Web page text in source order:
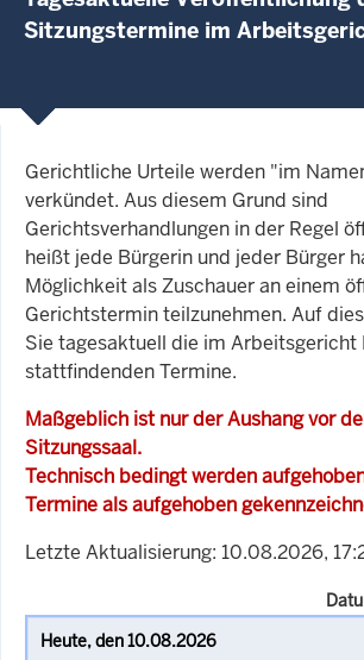
Sitzungstermine im
Gerichtliche Urteile werden "im
verkündet. Aus diesem Grund sind
Gerichtsverhandlungen in der Regel
heißt jede Bürgerin und jeder Bürger
Möglichkeit als Zuschauer an einem
Gerichtstermin teilzunehmen. Auf
Sie tagesaktuell die im Arbeitsgericht
stattfindenden Termine.
Maßgeblich ist nur der Aushang vor
Sitzungssaal.
Technisch bedingt werden
Termine als aufgehoben
Letzte Aktualisierung: 10.08.2026,